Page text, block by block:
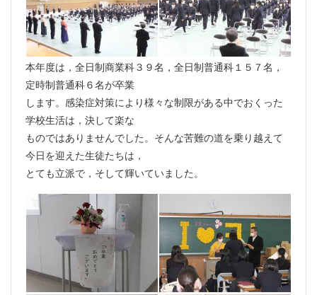
本年度は，全日制商業科３９名，全日制普通科１５７名，
定時制普通科６名が卒業
します。感染症対策により様々な制限がある中でおくった
学校生活は，決して楽な
ものではありませんでした。そんな苦難の道を乗り越えて
今日を迎えた生徒たちは，
とても立派で，そして輝いていました。